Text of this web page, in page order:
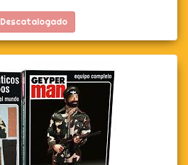
Descatalogado